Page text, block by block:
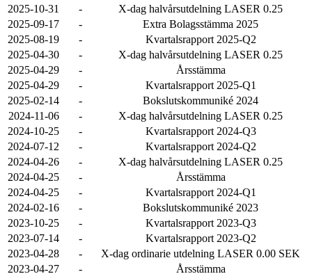
2025-10-31
-
X-dag halvårsutdelning LASER 0.25
2025-09-17
-
Extra Bolagsstämma 2025
2025-08-19
-
Kvartalsrapport 2025-Q2
2025-04-30
-
X-dag halvårsutdelning LASER 0.25
2025-04-29
-
Årsstämma
2025-04-29
-
Kvartalsrapport 2025-Q1
2025-02-14
-
Bokslutskommuniké 2024
2024-11-06
-
X-dag halvårsutdelning LASER 0.25
2024-10-25
-
Kvartalsrapport 2024-Q3
2024-07-12
-
Kvartalsrapport 2024-Q2
2024-04-26
-
X-dag halvårsutdelning LASER 0.25
2024-04-25
-
Årsstämma
2024-04-25
-
Kvartalsrapport 2024-Q1
2024-02-16
-
Bokslutskommuniké 2023
2023-10-25
-
Kvartalsrapport 2023-Q3
2023-07-14
-
Kvartalsrapport 2023-Q2
2023-04-28
-
X-dag ordinarie utdelning LASER 0.00 SEK
2023-04-27
-
Årsstämma